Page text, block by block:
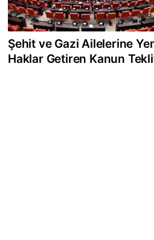
Şehit ve Gazi Ailelerine
Haklar Getiren Kanun